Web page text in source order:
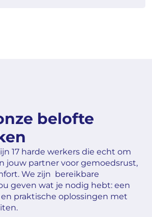
belofte
17 harde werkers die echt om
jouw partner voor gemoedsrust,
We zijn bereikbare
geven wat je nodig hebt: een
praktische oplossingen met